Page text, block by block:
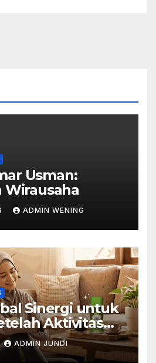
Usman:
ADMIN WENING
Sinergi untuk
Aktivitas
ADMIN JUNDI